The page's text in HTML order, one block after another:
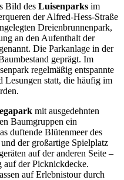
Bild des Luisenparks im
der Alfred-Hess-Straße
Dreienbrunnenpark,
an den Aufenthalt der
Die Parkanlage in der
geprägt. Im
regelmäßig entspannte
statt, die häufig im
egapark mit ausgedehnten
Baumgruppen ein
duftende Blütenmeer des
der großartige Spielplatz
auf der anderen Seite –
auf der Picknickdecke.
auf Erlebnistour durch